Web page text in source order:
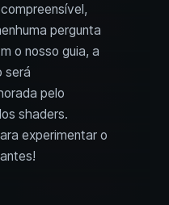
pergunta
o nosso guia, a
será
pelo
shaders.
experimentar o